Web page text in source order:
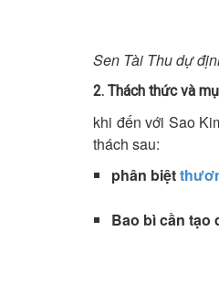
Sen Tài Thu dự
2. Thách thức và
khi đến với Sao
thách sau:
phân biệt
Bao bì cần tạo